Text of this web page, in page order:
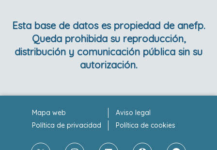
Esta base de datos es propiedad de anefp.
Queda prohibida su reproducción,
distribución y comunicación pública sin su
autorización.
Mapa web
Aviso legal
Política de privacidad
Política de cookies